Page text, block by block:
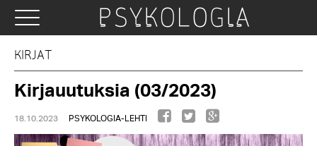
KIRJAT
Kirjauutuksia (03/2023)
18.10.2023 PSYKOLOGIA-LEHTI